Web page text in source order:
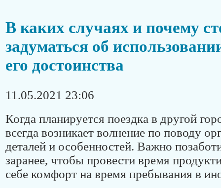
В каких случаях и почему
задуматься об
его достоинства
11.05.2021 23:06
Когда планируется поездка в другой
всегда возникает волнение по поводу
деталей и особенностей. Важно
заранее, чтобы провести время
себе комфорт на время пребывания в